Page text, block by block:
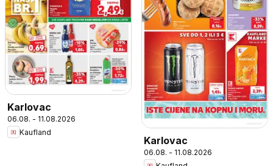
Karlovac
06.08. - 11.08.2026
Kaufland
Karlovac
06.08. - 11.08.2026